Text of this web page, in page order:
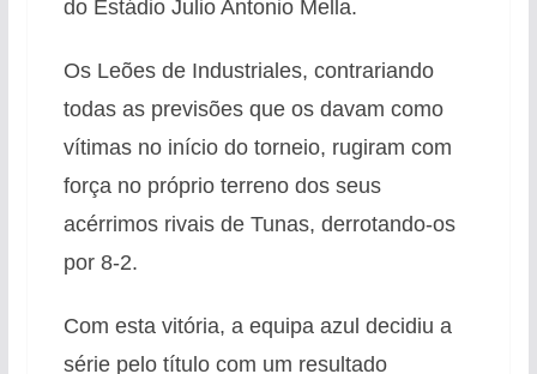
do Estádio Julio Antonio Mella.
Os Leões de Industriales, contrariando
todas as previsões que os davam como
vítimas no início do torneio, rugiram com
força no próprio terreno dos seus
acérrimos rivais de Tunas, derrotando-os
por 8-2.
Com esta vitória, a equipa azul decidiu a
série pelo título com um resultado